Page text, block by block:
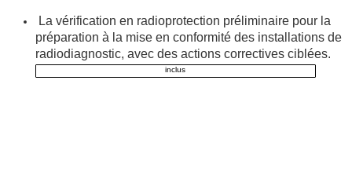
La vérification en radioprotection préliminaire pour la
préparation à la mise en conformité des installations de
radiodiagnostic, avec des actions correctives ciblées.
inclus